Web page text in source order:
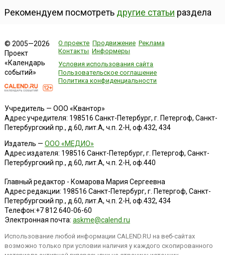
Рекомендуем посмотреть другие статьи раздела
© 2005—2026
Проект
«Календарь
событий»
О проекте Продвижение Реклама
Контакты Информеры
Условия использования сайта
Пользовательское соглашение
Политика конфиденциальности
Учредитель — ООО «Квантор»
Адрес учредителя: 198516 Санкт-Петербург, г. Петергоф, Санкт-
Петербургский пр., д.60, лит.А, ч.п. 2-Н, оф.432, 434
Издатель — ООО «МЕДИО»
Адрес издателя: 198516 Санкт-Петербург, г. Петергоф, Санкт-
Петербургский пр., д.60, лит.А, ч.п. 2-Н, оф.440
Главный редактор - Комарова Мария Сергеевна
Адрес редакции: 198516 Санкт-Петербург, г. Петергоф, Санкт-
Петербургский пр., д.60, лит.А, ч.п. 2-Н, оф.432, 434
Телефон:+7 812 640-06-60
Электронная почта: askme@calend.ru
Использование любой информации CALEND.RU на веб-сайтах
возможно только при условии наличия у каждого скопированного